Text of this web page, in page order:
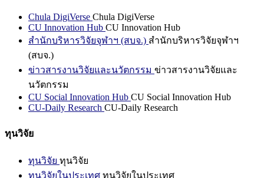
Chula DigiVerse Chula DigiVerse
CU Innovation Hub CU Innovation Hub
สำนักบริหารวิจัยจุฬาฯ (สบจ.) สำนักบริหารวิจัยจุฬาฯ
(สบจ.)
ข่าวสารงานวิจัยและนวัตกรรม ข่าวสารงานวิจัยและ
นวัตกรรม
CU Social Innovation Hub CU Social Innovation Hub
CU-Daily Research CU-Daily Research
ทุนวิจัย
ทุนวิจัย ทุนวิจัย
ทุนวิจัยในประเทศ ทุนวิจัยในประเทศ